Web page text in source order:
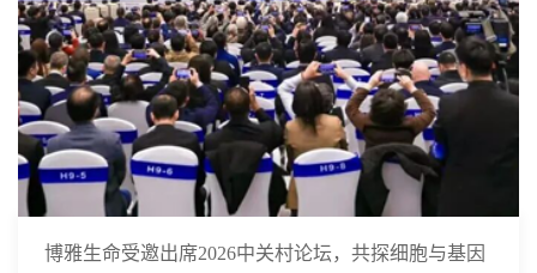
博雅生命受邀出席2026中关村论坛，共探细胞与基因